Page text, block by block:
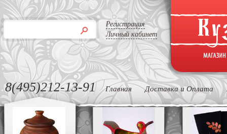
Регистрация
Личный кабинет
8(495)212-13-91 Главная Доставка и Оплата